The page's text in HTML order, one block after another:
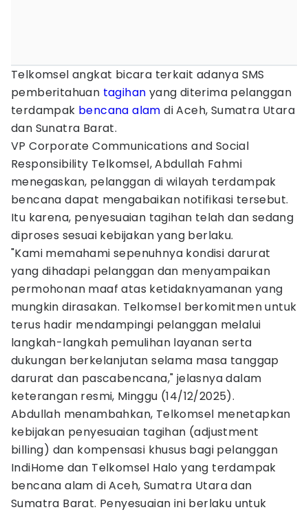
Telkomsel angkat bicara terkait adanya SMS
pemberitahuan tagihan yang diterima pelanggan
terdampak bencana alam di Aceh, Sumatra Utara
dan Sunatra Barat.
VP Corporate Communications and Social
Responsibility Telkomsel, Abdullah Fahmi
menegaskan, pelanggan di wilayah terdampak
bencana dapat mengabaikan notifikasi tersebut.
Itu karena, penyesuaian tagihan telah dan sedang
diproses sesuai kebijakan yang berlaku.
"Kami memahami sepenuhnya kondisi darurat
yang dihadapi pelanggan dan menyampaikan
permohonan maaf atas ketidaknyamanan yang
mungkin dirasakan. Telkomsel berkomitmen untuk
terus hadir mendampingi pelanggan melalui
langkah-langkah pemulihan layanan serta
dukungan berkelanjutan selama masa tanggap
darurat dan pascabencana," jelasnya dalam
keterangan resmi, Minggu (14/12/2025).
Abdullah menambahkan, Telkomsel menetapkan
kebijakan penyesuaian tagihan (adjustment
billing) dan kompensasi khusus bagi pelanggan
IndiHome dan Telkomsel Halo yang terdampak
bencana alam di Aceh, Sumatra Utara dan
Sumatra Barat. Penyesuaian ini berlaku untuk